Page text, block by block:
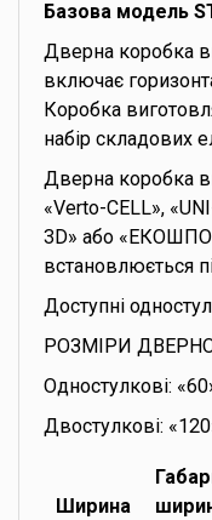
Базова модель
Дверна коробка
включає
Коробка
набір складових
Дверна коробка
«Verto-CELL»,
3D» або
встановлюється
Доступні
РОЗМІРИ
Одностулкові:
Двостулкові:
Ширина